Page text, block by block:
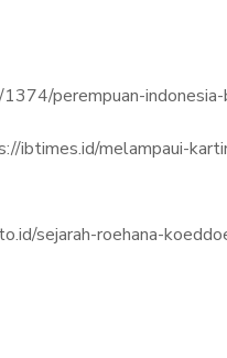
perempuan-
ibtimes.id/melampaui-
sejarah-roehana-